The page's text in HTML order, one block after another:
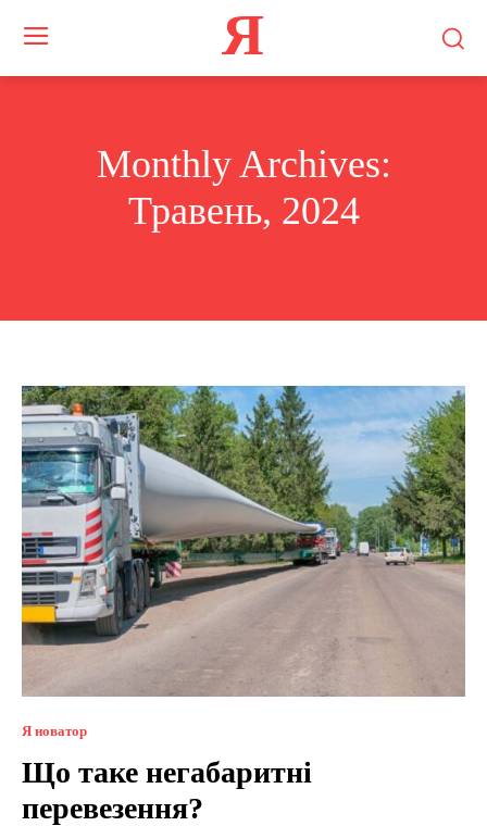
Я
Monthly Archives:
Травень, 2024
Я новатор
Що таке негабаритні
перевезення?